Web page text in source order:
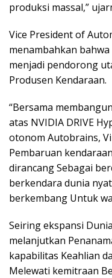
produksi massal,”
Vice President of
menambahkan
menjadi pendorong
Produsen Kendaraan.
“Bersama
atas NVIDIA DRIVE
otonom Autobrains,
Pembaruan
dirancang Sebagai
berkendara dunia
berkembang Untuk
Seiring ekspansi
melanjutkan
kapabilitas Keahlian
Melewati kemitraan